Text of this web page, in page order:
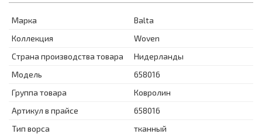
Марка
Balta
Коллекция
Woven
Страна производства товара
Нидерланды
Модель
658016
Группа товара
Ковролин
Артикул в прайсе
658016
Тип ворса
тканный